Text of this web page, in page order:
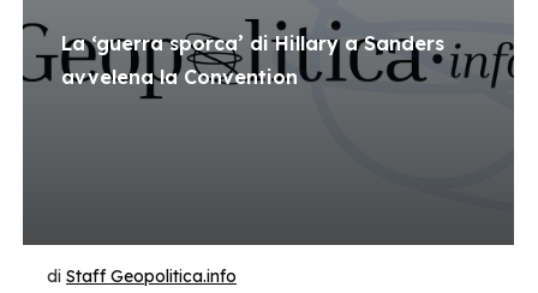
La ‘guerra sporca’ di Hillary a Sanders
avvelena la Convention
di Staff Geopolitica.info